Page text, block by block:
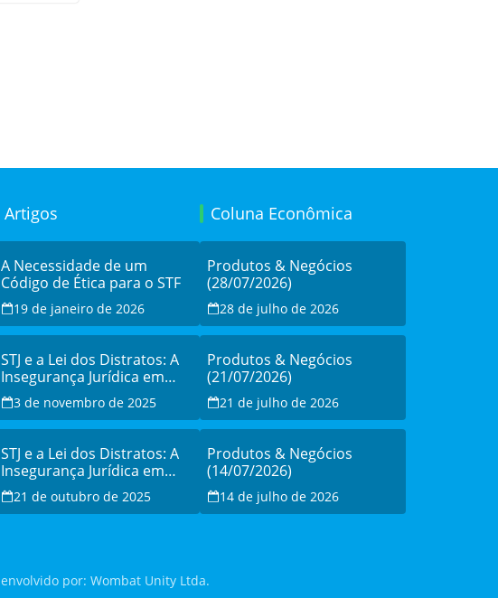
Artigos
A Necessidade de um
Código de Ética para o STF
19 de janeiro de 2026
STJ e a Lei dos Distratos: A
Insegurança Jurídica em
Debate e a Resistência à
Modernização
3 de novembro de 2025
STJ e a Lei dos Distratos: A
Insegurança Jurídica em
Debate e a Resistência à
Modernização
21 de outubro de 2025
Coluna Econômica
Produtos & Negócios
(28/07/2026)
28 de julho de 2026
Produtos & Negócios
(21/07/2026)
21 de julho de 2026
Produtos & Negócios
(14/07/2026)
14 de julho de 2026